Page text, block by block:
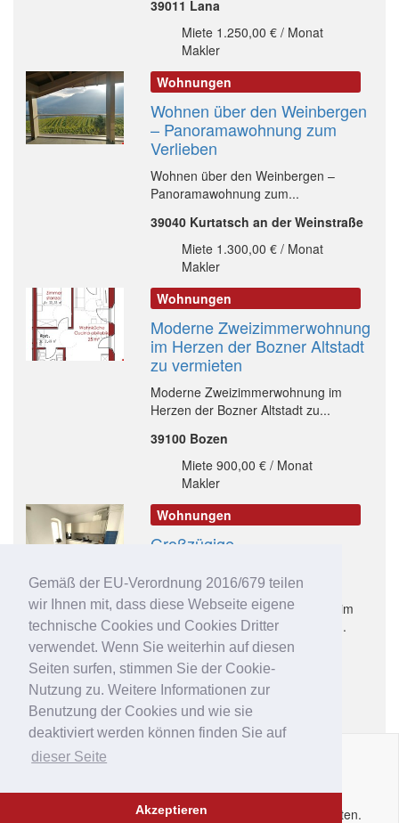
Gemäß der EU-Verordnung 2016/679 teilen
wir Ihnen mit, dass diese Webseite eigene
technische Cookies und Cookies Dritter
verwendet. Wenn Sie weiterhin auf diesen
Seiten surfen, stimmen Sie der Cookie-
Nutzung zu. Weitere Informationen zur
Benutzung der Cookies und wie sie
deaktiviert werden können finden Sie auf
dieser Seite
Akzeptieren
39011 Lana
Miete 1.250,00 € / Monat
Makler
Wohnungen
Wohnen über den Weinbergen
– Panoramawohnung zum
Verlieben
Wohnen über den Weinbergen –
Panoramawohnung zum...
39040 Kurtatsch an der Weinstraße
Miete 1.300,00 € / Monat
Makler
Wohnungen
Moderne Zweizimmerwohnung
im Herzen der Bozner Altstadt
zu vermieten
Moderne Zweizimmerwohnung im
Herzen der Bozner Altstadt zu...
39100 Bozen
Miete 900,00 € / Monat
Makler
Wohnungen
Großzügige
Dachgeschoss
Großzügige Jungendstilwohnung im
Dachgeschoss – Altstadtzentrum...
39100 Bozen
Miete 2.000,00 € / Monat
Makler
IT02621350210
Copyright © 2014 - 2026 Immobar.it. Alle Rechte vorbehalten.